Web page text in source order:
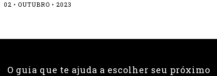
02 • OUTUBRO • 2023
O guia que te ajuda a escolher seu próximo